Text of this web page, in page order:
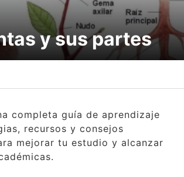
y sus partes
completa guía de aprendizaje
recursos y consejos
mejorar tu estudio y alcanzar